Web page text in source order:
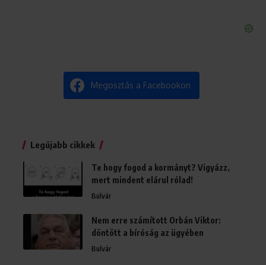
Megosztás a Facebookon
Legújabb cikkek
Te hogy fogod a kormányt? Vigyázz,
mert mindent elárul rólad!
Bulvár
Nem erre számított Orbán Viktor:
döntött a bíróság az ügyében
Bulvár